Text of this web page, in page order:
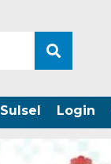
Sulsel Login